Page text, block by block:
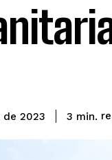
de 2023 3 min.